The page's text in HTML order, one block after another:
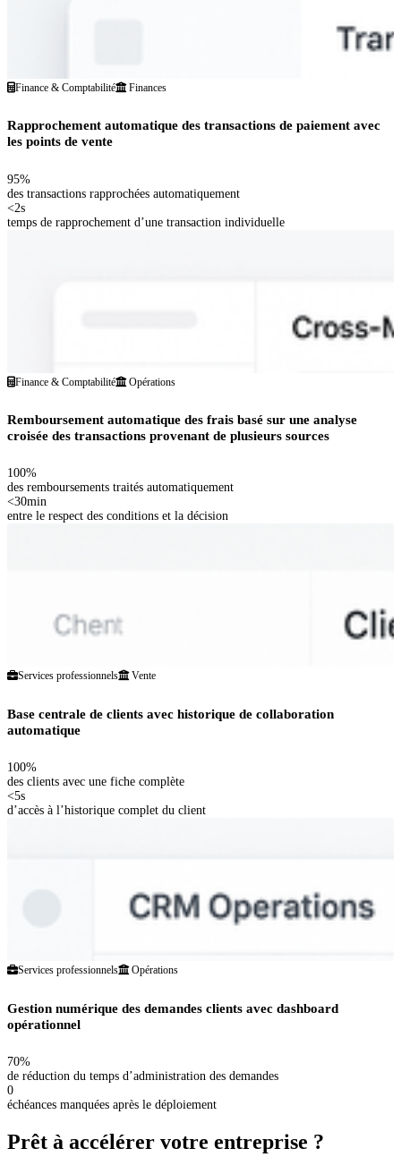
Finance & Comptabilité Finances
Rapprochement automatique des transactions de paiement avec
les points de vente
95%
des transactions rapprochées automatiquement
<2s
temps de rapprochement d’une transaction individuelle
Finance & Comptabilité Opérations
Remboursement automatique des frais basé sur une analyse
croisée des transactions provenant de plusieurs sources
100%
des remboursements traités automatiquement
<30min
entre le respect des conditions et la décision
Services professionnels Vente
Base centrale de clients avec historique de collaboration
automatique
100%
des clients avec une fiche complète
<5s
d’accès à l’historique complet du client
Services professionnels Opérations
Gestion numérique des demandes clients avec dashboard
opérationnel
70%
de réduction du temps d’administration des demandes
0
échéances manquées après le déploiement
Prêt à accélérer votre entreprise ?